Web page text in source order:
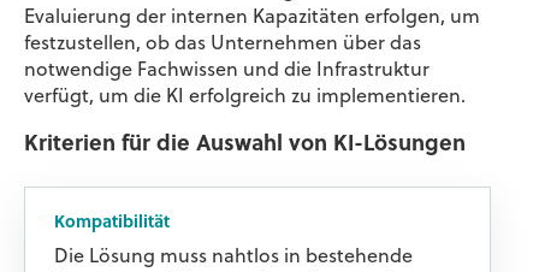
Evaluierung der internen Kapazitäten erfolgen, um
festzustellen, ob das Unternehmen über das
notwendige Fachwissen und die Infrastruktur
verfügt, um die KI erfolgreich zu implementieren.
Kriterien für die Auswahl von KI-Lösungen
Kompatibilität
Die Lösung muss nahtlos in bestehende